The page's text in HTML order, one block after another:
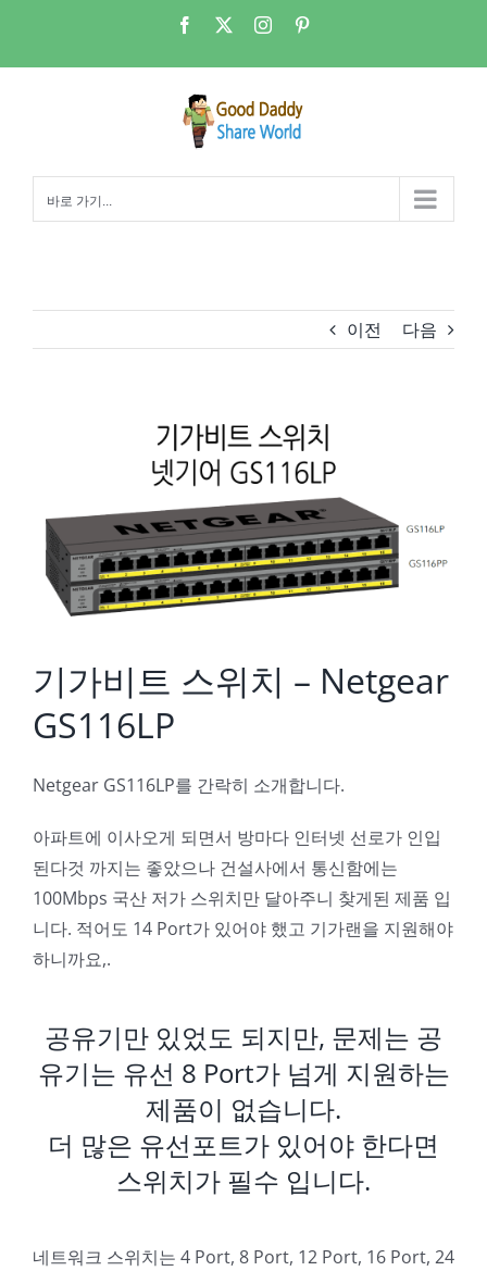
츠
Facebook Instagram
바로 가기...
이전 다음
기가비트 스위치 – Netgear
GS116LP
Netgear GS116LP를 간락히 소개합니다.
아파트에 이사오게 되면서 방마다 인터넷 선로가 인입
된다것 까지는 좋았으나 건설사에서 통신함에는
100Mbps 국산 저가 스위치만 달아주니 찾게된 제품 입
니다. 적어도 14 Port가 있어야 했고 기가랜을 지원해야
하니까요,.
공유기만 있었도 되지만, 문제는 공
유기는 유선 8 Port가 넘게 지원하는
제품이 없습니다.
더 많은 유선포트가 있어야 한다면
스위치가 필수 입니다.
네트워크 스위치는 4 Port, 8 Port, 12 Port, 16 Port, 24